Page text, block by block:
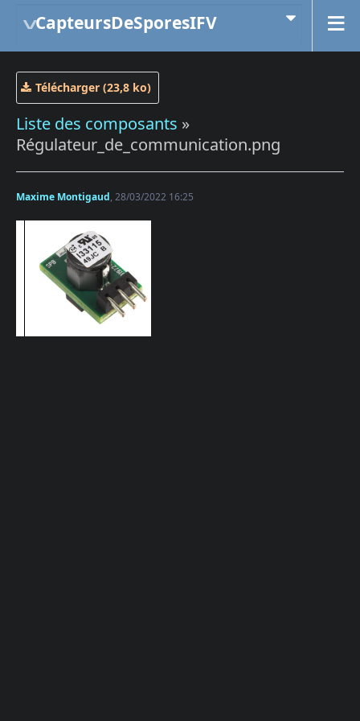
CapteursDeSporesIFV
Télécharger (23,8 ko)
Liste des composants »
Régulateur_de_communication.png
Maxime Montigaud, 28/03/2022 16:25